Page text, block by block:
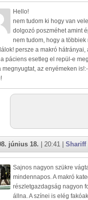
Hello!
nem tudom ki hogy van
dolgozó poszméhet amint
nem tudom, hogy a
persze a makró
a páciens esetleg el repül-e
megnyugtat, az enyémeken
június 18. | 20:41 | Shariff
Sajnos nagyon szükre
mindennapos. A makró
részletgazdagság nagyon
állna. A színei is elég